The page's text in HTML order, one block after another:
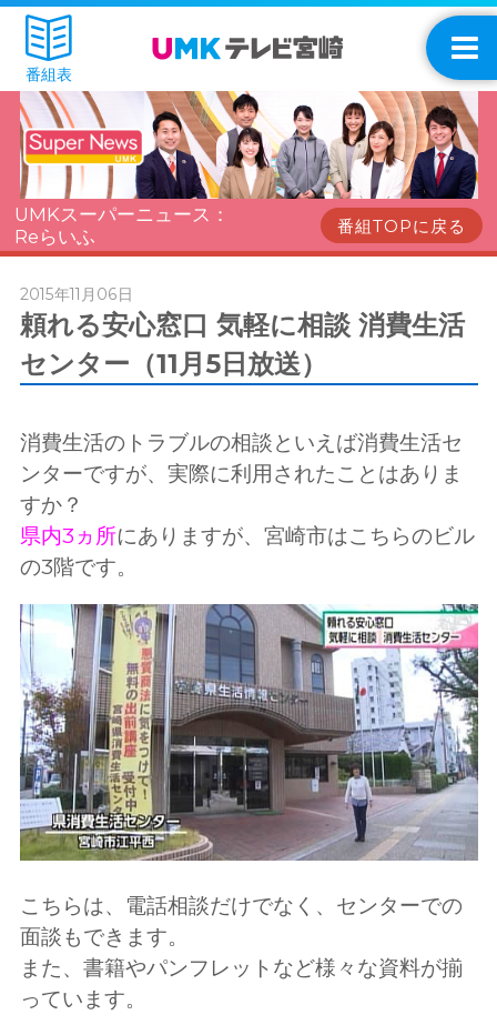
番組表
UMKスーパーニュース：
Reらいふ
番組TOPに戻る
2015年11月06日
頼れる安心窓口 気軽に相談 消費生活
センター（11月5日放送）
消費生活のトラブルの相談といえば消費生活セ
ンターですが、実際に利用されたことはありま
すか？
県内3ヵ所にありますが、宮崎市はこちらのビル
の3階です。
こちらは、電話相談だけでなく、センターでの
面談もできます。
また、書籍やパンフレットなど様々な資料が揃
っています。